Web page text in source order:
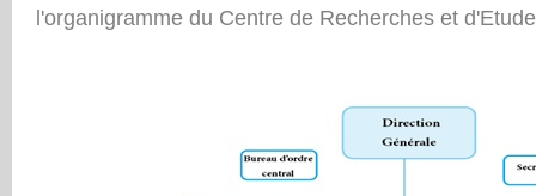
l'organigramme du Centre de Recherches et